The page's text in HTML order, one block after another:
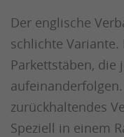
Der englische
schlichte Variante.
Parkettstäben, die
zurückhaltendes
Speziell in einem